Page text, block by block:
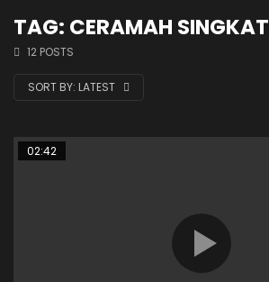
TAG: CERAMAH SINGKAT
12 POSTS
SORT BY: LATEST
02:42